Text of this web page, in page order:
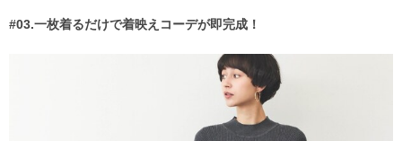
#03.一枚着るだけで着映えコーデが即完成！